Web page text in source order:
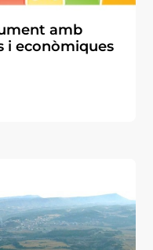
amb
i econòmiques